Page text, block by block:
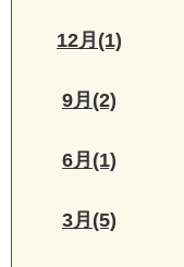
12月(1)
9月(2)
6月(1)
3月(5)